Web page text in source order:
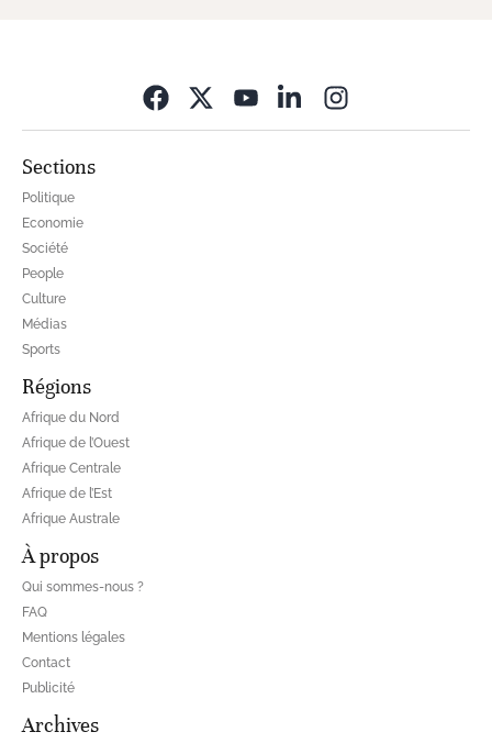
Sections
Politique
Economie
Société
People
Culture
Médias
Sports
Régions
Afrique du Nord
Afrique de l’Ouest
Afrique Centrale
Afrique de l’Est
Afrique Australe
À propos
Qui sommes-nous ?
FAQ
Mentions légales
Contact
Publicité
Archives